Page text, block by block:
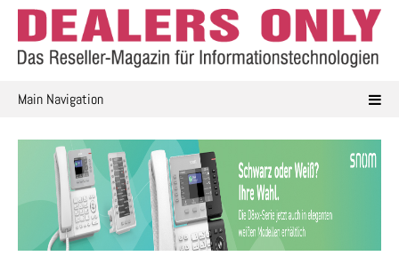
Skip
content
Main Navigation